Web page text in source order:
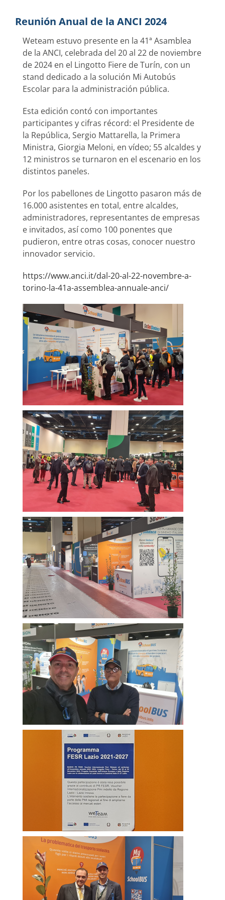
Reunión Anual de la ANCI 2024
Weteam estuvo presente en la 41ª Asamblea
de la ANCI, celebrada del 20 al 22 de noviembre
de 2024 en el Lingotto Fiere de Turín, con un
stand dedicado a la solución Mi Autobús
Escolar para la administración pública.
Esta edición contó con importantes
participantes y cifras récord: el Presidente de
la República, Sergio Mattarella, la Primera
Ministra, Giorgia Meloni, en vídeo; 55 alcaldes y
12 ministros se turnaron en el escenario en los
distintos paneles.
Por los pabellones de Lingotto pasaron más de
16.000 asistentes en total, entre alcaldes,
administradores, representantes de empresas
e invitados, así como 100 ponentes que
pudieron, entre otras cosas, conocer nuestro
innovador servicio.
https://www.anci.it/dal-20-al-22-novembre-a-
torino-la-41a-assemblea-annuale-anci/